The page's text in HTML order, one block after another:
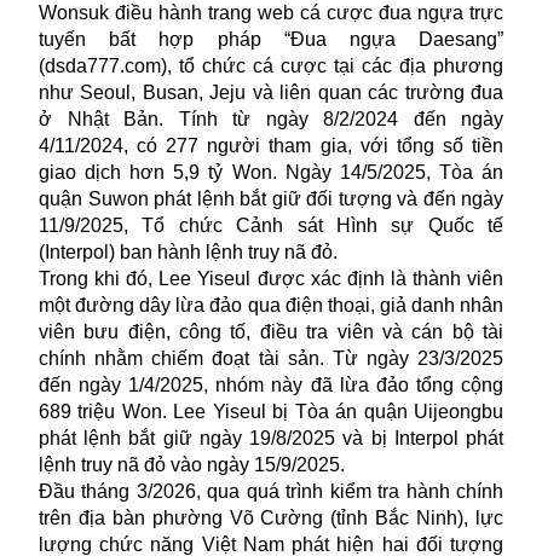
Wonsuk điều hành trang web cá cược đua ngựa trực
tuyến bất hợp pháp “Đua ngựa Daesang”
(dsda777.com), tổ chức cá cược tại các địa phương
như Seoul, Busan, Jeju và liên quan các trường đua
ở Nhật Bản. Tính từ ngày 8/2/2024 đến ngày
4/11/2024, có 277 người tham gia, với tổng số tiền
giao dịch hơn 5,9 tỷ Won. Ngày 14/5/2025, Tòa án
quận Suwon phát lệnh bắt giữ đối tượng và đến ngày
11/9/2025, Tổ chức Cảnh sát Hình sự Quốc tế
(Interpol) ban hành lệnh truy nã đỏ.
Trong khi đó, Lee Yiseul được xác định là thành viên
một đường dây lừa đảo qua điện thoại, giả danh nhân
viên bưu điện, công tố, điều tra viên và cán bộ tài
chính nhằm chiếm đoạt tài sản. Từ ngày 23/3/2025
đến ngày 1/4/2025, nhóm này đã lừa đảo tổng cộng
689 triệu Won. Lee Yiseul bị Tòa án quận Uijeongbu
phát lệnh bắt giữ ngày 19/8/2025 và bị Interpol phát
lệnh truy nã đỏ vào ngày 15/9/2025.
Đầu tháng 3/2026, qua quá trình kiểm tra hành chính
trên địa bàn phường Võ Cường (tỉnh Bắc Ninh), lực
lượng chức năng Việt Nam phát hiện hai đối tượng